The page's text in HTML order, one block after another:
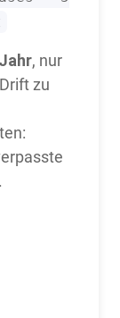
, nur
zu